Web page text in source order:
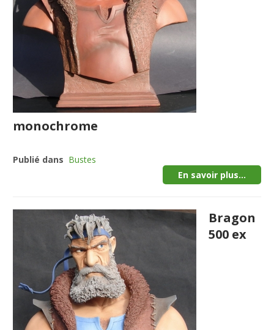
monochrome
Publié dans Bustes
En savoir plus...
Bragon
500 ex